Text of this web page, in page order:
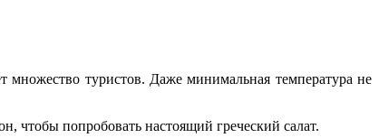
множество туристов. Даже минимальная температура не
чтобы попробовать настоящий греческий салат.